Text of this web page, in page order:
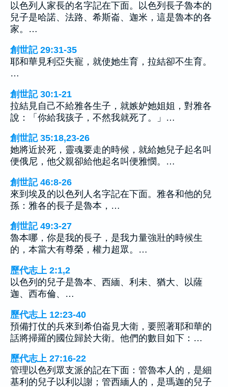
以色列人家長的名字記在下面。以色列長子魯本的
兒子是哈諾、法路、希斯崙、迦米，這是魯本的各
家。…
創世記 29:31-35
耶和華見利亞失寵，就使她生育，拉結卻不生育。
…
創世記 30:1-21
拉結見自己不給雅各生子，就嫉妒她姐姐，對雅各
說：「你給我孩子，不然我就死了。」…
創世記 35:18,23-26
她將近於死，靈魂要走的時候，就給她兒子起名叫
便俄尼，他父親卻給他起名叫便雅憫。…
創世記 46:8-26
來到埃及的以色列人名字記在下面。雅各和他的兒
孫：雅各的長子是魯本，…
創世記 49:3-27
魯本哪，你是我的長子，是我力量強壯的時候生
的，本當大有尊榮，權力超眾。…
歷代志上 2:1,2
以色列的兒子是魯本、西緬、利未、猶大、以薩
迦、西布倫、…
歷代志上 12:23-40
預備打仗的兵來到希伯崙見大衛，要照著耶和華的
話將掃羅的國位歸於大衛。他們的數目如下：…
歷代志上 27:16-22
管理以色列眾支派的記在下面：管魯本人的，是細
基利的兒子以利以謝；管西緬人的，是瑪迦的兒子